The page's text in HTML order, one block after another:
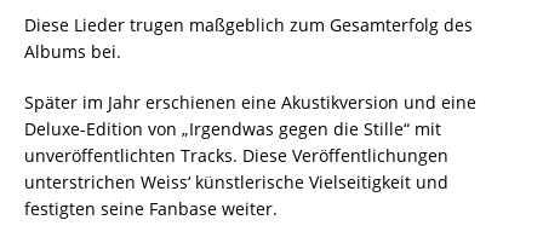
Diese Lieder trugen maßgeblich zum Gesamterfolg des
Albums bei.
Später im Jahr erschienen eine Akustikversion und eine
Deluxe-Edition von „Irgendwas gegen die Stille“ mit
unveröffentlichten Tracks. Diese Veröffentlichungen
unterstrichen Weiss‘ künstlerische Vielseitigkeit und
festigten seine Fanbase weiter.